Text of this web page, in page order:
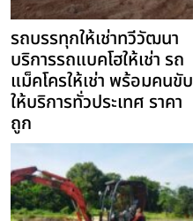
รถบรรทุกให้เช่าทวีวัฒนา
บริการรถแบคโฮให้เช่า รถ
แม็คโครให้เช่า พร้อมคนขับ
ให้บริการทั่วประเทศ ราคา
ถูก